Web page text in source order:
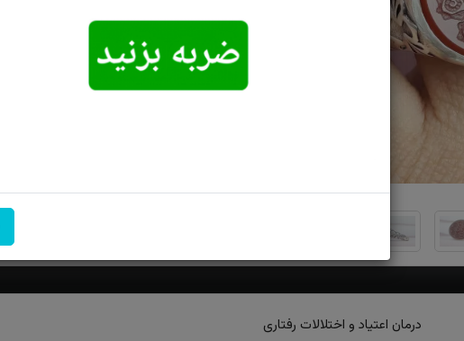
امکان پرداخت
در محل
و اختلالات رفتاری